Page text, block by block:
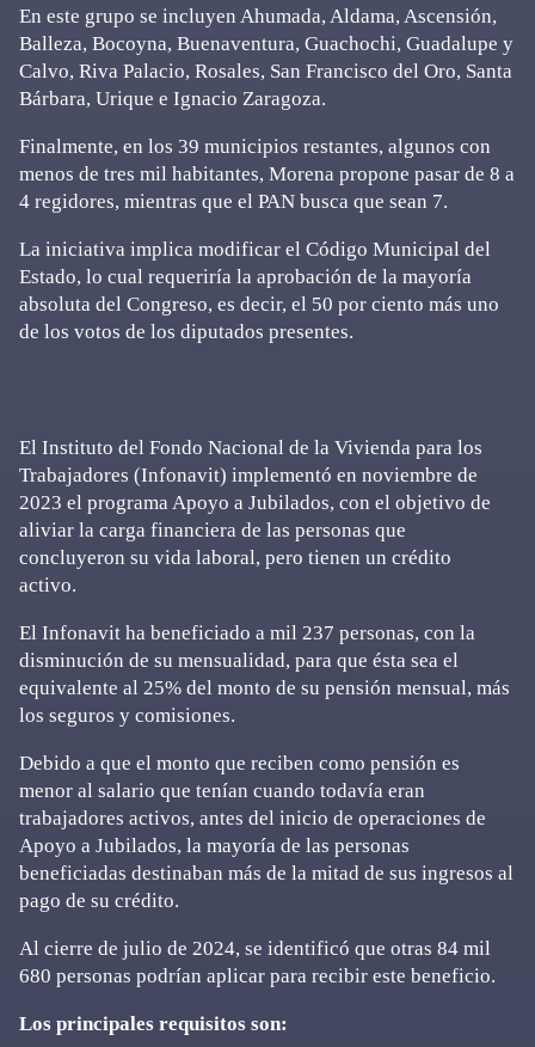
En este grupo se incluyen Ahumada, Aldama, Ascensión,
Balleza, Bocoyna, Buenaventura, Guachochi, Guadalupe y
Calvo, Riva Palacio, Rosales, San Francisco del Oro, Santa
Bárbara, Urique e Ignacio Zaragoza.
Finalmente, en los 39 municipios restantes, algunos con
menos de tres mil habitantes, Morena propone pasar de 8 a
4 regidores, mientras que el PAN busca que sean 7.
La iniciativa implica modificar el Código Municipal del
Estado, lo cual requeriría la aprobación de la mayoría
absoluta del Congreso, es decir, el 50 por ciento más uno
de los votos de los diputados presentes.
El Instituto del Fondo Nacional de la Vivienda para los
Trabajadores (Infonavit) implementó en noviembre de
2023 el programa Apoyo a Jubilados, con el objetivo de
aliviar la carga financiera de las personas que
concluyeron su vida laboral, pero tienen un crédito
activo.
El Infonavit ha beneficiado a mil 237 personas, con la
disminución de su mensualidad, para que ésta sea el
equivalente al 25% del monto de su pensión mensual, más
los seguros y comisiones.
Debido a que el monto que reciben como pensión es
menor al salario que tenían cuando todavía eran
trabajadores activos, antes del inicio de operaciones de
Apoyo a Jubilados, la mayoría de las personas
beneficiadas destinaban más de la mitad de sus ingresos al
pago de su crédito.
Al cierre de julio de 2024, se identificó que otras 84 mil
680 personas podrían aplicar para recibir este beneficio.
Los principales requisitos son: